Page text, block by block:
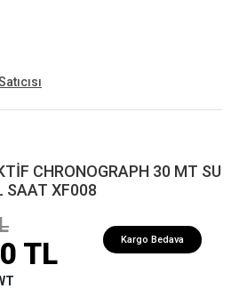
CHRONOGRAPH 30 MT SU
SAAT XF008
TL Kargo Bedava